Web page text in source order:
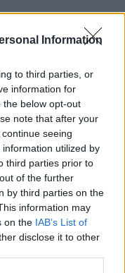
Information
to third parties, or
information for
the below opt-out
note that after your
seeing
utilized by
third parties prior to
of the further
by third parties on the
information may
on the IAB’s List of
disclose it to other